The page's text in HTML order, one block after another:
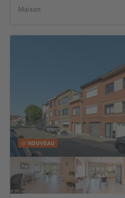
Maison
NOUVEAU